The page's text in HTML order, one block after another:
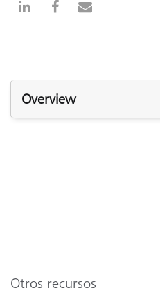
Overview
Otros recursos